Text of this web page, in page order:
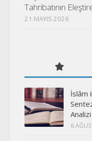
Tahribatının
21 MAYIS 2026
İslâm
6